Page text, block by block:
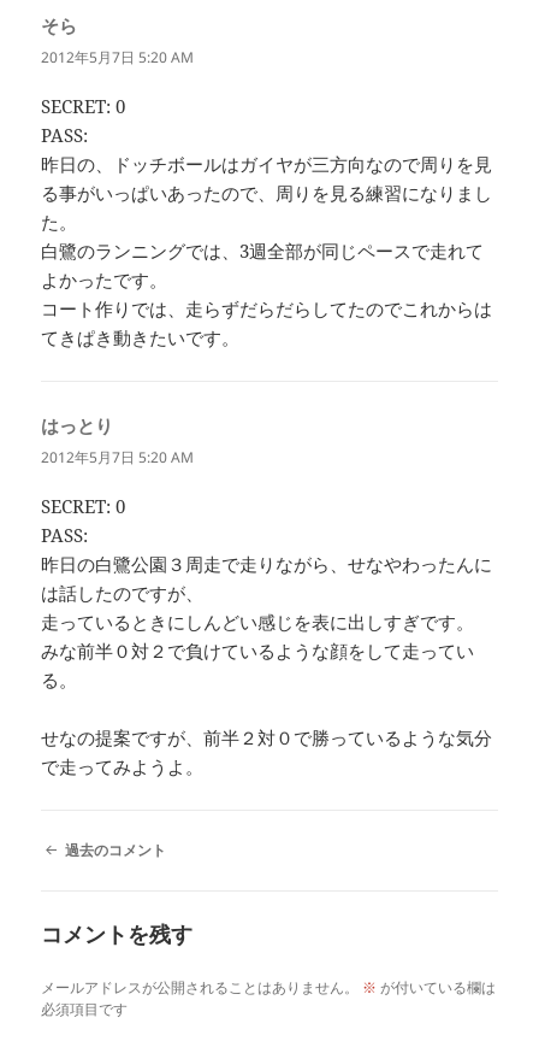
そら
り:
2012年5月7日 5:20 AM
SECRET: 0
PASS:
昨日の、ドッチボールはガイヤが三方向なので周りを見
る事がいっぱいあったので、周りを見る練習になりまし
た。
白鷺のランニングでは、3週全部が同じペースで走れて
よかったです。
コート作りでは、走らずだらだらしてたのでこれからは
てきぱき動きたいです。
はっとり
り:
2012年5月7日 5:20 AM
SECRET: 0
PASS:
昨日の白鷺公園３周走で走りながら、せなやわったんに
は話したのですが、
走っているときにしんどい感じを表に出しすぎです。
みな前半０対２で負けているような顔をして走ってい
る。
せなの提案ですが、前半２対０で勝っているような気分
で走ってみようよ。
コ
ナ
ゲ
ー
シ
過去のコメント
コメントを残す
メールアドレスが公開されることはありません。 ※ が付いている欄は
必須項目です